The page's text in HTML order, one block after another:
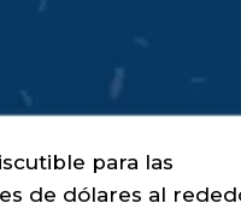
para las
de dólares al